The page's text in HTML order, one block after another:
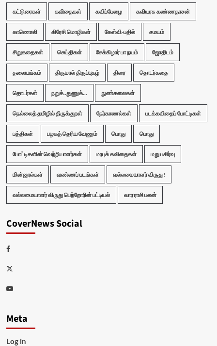
கட்டுரைகள் கவிதைகள் கவிப்பேழை கவியரசு கண்ணதாசன்
காணொலி கிரேசி மொழிகள் கேள்வி-பதில் சமயம்
சிறுகதைகள் செய்திகள் சேக்கிழார் பா நயம் ஜோதிடம்
தலையங்கம் திருமால் திருப்புகழ் திரை தொடர்கதை
தொடர்கள் நறுக்..துணுக்... நுண்கலைகள்
நெல்லைத் தமிழில் திருக்குறள் நேர்காணல்கள் படக்கவிதைப் போட்டிகள்
பத்திகள் பழகத் தெரிய வேணும் பொது பொது
போட்டிகளின் வெற்றியாளர்கள் மரபுக் கவிதைகள் மறு பகிர்வு
மின்னூல்கள் வண்ணப் படங்கள் வல்லமையாளர் விருது!
வல்லமையாளர் விருது பெற்றோரின் பட்டியல் வார ராசி பலன்
CoverNews Social
Facebook
Twitter
Youtube
Meta
Log in